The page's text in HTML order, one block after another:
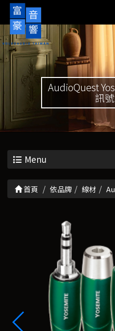
AudioQuest
訊
Menu
首頁 依品牌 線材